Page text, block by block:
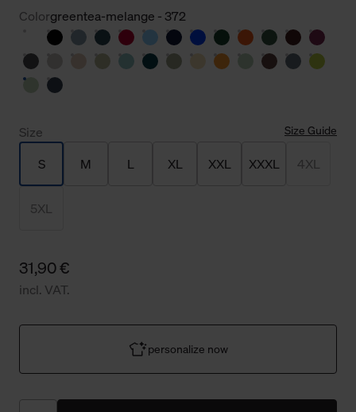
Colorgreentea-melange - 372
Size Size Guide
S M L XL XXL XXXL 4XL
5XL
31,90 €
incl. VAT.
personalize now